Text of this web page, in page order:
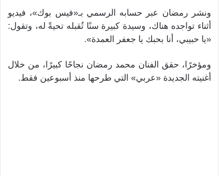
ونشر رمضان عبر حسابه الرسمي بـ«فيس بوك»، فيديو
أثناء تواجده هناك، وسيدة كبيرة سنًا تُقبله تحيةً له، وتقول:
«يا حبيبي، أنا بحبك يا جعفر العمدة».
ومؤخرًا، حقق الفنان محمد رمضان نجاحًا كبيرًا، من خلال
أغنيته الجديدة «عربي» التي طرحها منذ أسبوعين فقط.